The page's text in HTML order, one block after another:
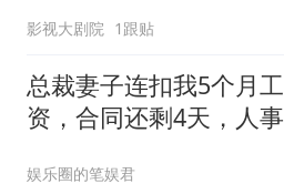
影视大剧院 1跟贴
总裁妻子连扣我5个月工
资，合同还剩4天，人事
娱乐圈的笔娱君